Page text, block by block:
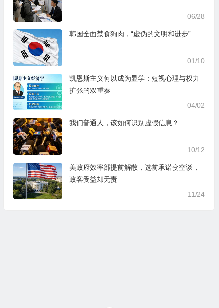
06/28
韩国全面禁食狗肉，“虚伪的文明和进步”
01/10
凯恩斯主义何以成为显学：短视心理与权力
扩张的双重奏
04/02
我们普通人，该如何识别虚假信息？
10/12
美政府效率部提前解散，选前承诺变空谈，
政客受益却无责
11/24